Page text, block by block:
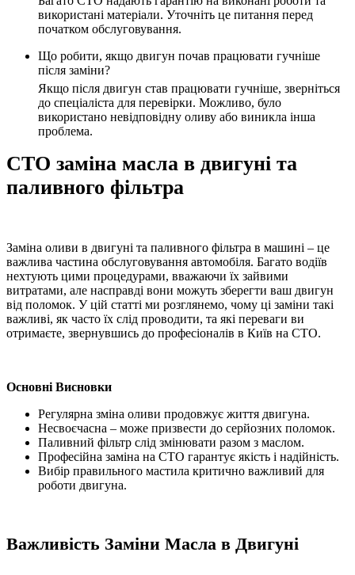
використані матеріали. Уточніть це питання перед
початком обслуговування.
Що робити, якщо двигун почав працювати гучніше
після заміни?
Якщо після двигун став працювати гучніше, зверніться
до спеціаліста для перевірки. Можливо, було
використано невідповідну оливу або виникла інша
проблема.
СТО заміна масла в двигуні та
паливного фільтра
Заміна оливи в двигуні та паливного фільтра в машині – це
важлива частина обслуговування автомобіля. Багато водіїв
нехтують цими процедурами, вважаючи їх зайвими
витратами, але насправді вони можуть зберегти ваш двигун
від поломок. У цій статті ми розглянемо, чому ці заміни такі
важливі, як часто їх слід проводити, та які переваги ви
отримаєте, звернувшись до професіоналів в Київ на СТО.
Основні Висновки
Регулярна зміна оливи продовжує життя двигуна.
Несвоєчасна – може призвести до серйозних поломок.
Паливний фільтр слід змінювати разом з маслом.
Професійна заміна на СТО гарантує якість і надійність.
Вибір правильного мастила критично важливий для
роботи двигуна.
Важливість Заміни Масла в Двигуні